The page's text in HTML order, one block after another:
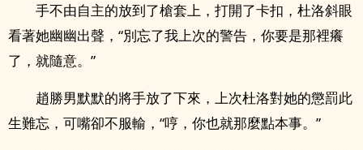
手不由自主的放到了槍套上，打開了卡扣，杜洛斜眼
看著她幽幽出聲，“別忘了我上次的警告，你要是那裡癢
了，就隨意。”
趙勝男默默的將手放了下來，上次杜洛對她的懲罰此
生難忘，可嘴卻不服輸，“哼，你也就那麼點本事。”